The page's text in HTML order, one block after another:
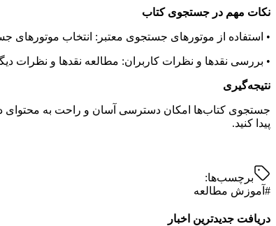
نکات مهم در جستجوی کتاب
• استفاده از موتورهای جستجوی معتبر: انتخاب موتورهای
• بررسی نقدها و نظرات کاربران: مطالعه نقدها و نظرات
نتیجه‌گیری
جستجوی کتاب‌ها امکان دسترسی آسان و راحت به محتوای
پیدا کنید.
برچسب‌ها:
# آموزش مطالعه
دریافت جدیدترین‌ اخبار